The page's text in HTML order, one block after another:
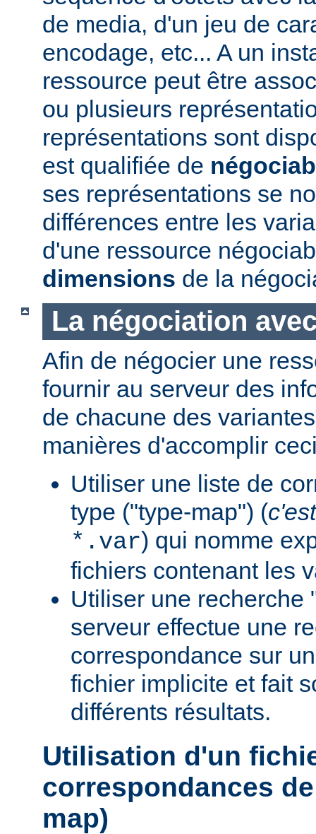
de media, d'un jeu de
encodage, etc... A un
ressource peut être
ou plusieurs
représentations sont
est qualifiée de
ses représentations se
différences entre les
d'une ressource
dimensions de la
La négociation
Afin de négocier une
fournir au serveur des
de chacune des
manières d'accomplir
Utiliser une liste de
type ("type-map") (
*.var) qui nomme
fichiers contenant les
Utiliser une recherche
serveur effectue une
correspondance sur
fichier implicite et fait
différents résultats.
Utilisation d'un
correspondances
map)